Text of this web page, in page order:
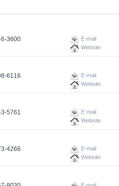
3600
E-mail
Website
6116
E-mail
Website
5761
E-mail
Website
4266
E-mail
Website